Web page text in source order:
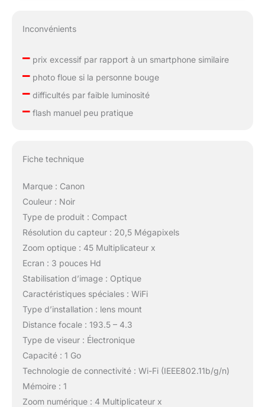
Inconvénients
–prix excessif par rapport à un smartphone similaire
–photo floue si la personne bouge
–difficultés par faible luminosité
–flash manuel peu pratique
Fiche technique
Marque : Canon
Couleur : Noir
Type de produit : Compact
Résolution du capteur : 20,5 Mégapixels
Zoom optique : 45 Multiplicateur x
Ecran : 3 pouces Hd
Stabilisation d’image : Optique
Caractéristiques spéciales : WiFi
Type d’installation : lens mount
Distance focale : 193.5 – 4.3
Type de viseur : Électronique
Capacité : 1 Go
Technologie de connectivité : Wi-Fi (IEEE802.11b/g/n)
Mémoire : 1
Zoom numérique : 4 Multiplicateur x